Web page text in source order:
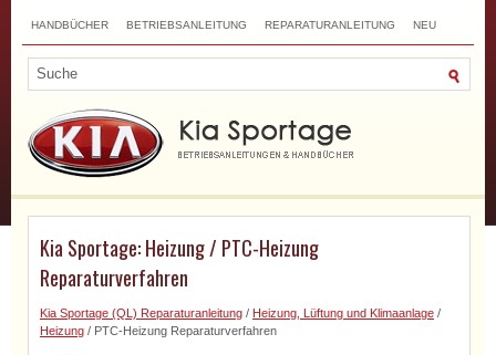
HANDBÜCHER BETRIEBSANLEITUNG REPARATURANLEITUNG NEU
Kia Sportage: Heizung / PTC-Heizung
Reparaturverfahren
Kia Sportage (QL) Reparaturanleitung / Heizung, Lüftung und Klimaanlage /
Heizung / PTC-Heizung Reparaturverfahren